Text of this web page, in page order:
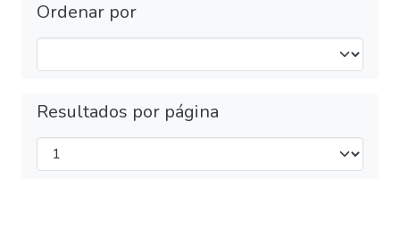
Ordenar por
Resultados por página